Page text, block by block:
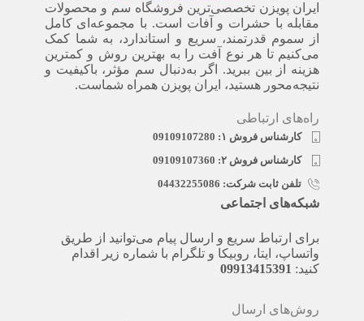
ایران پویزن تخصصی‌ترین فروشگاه سم و محصولات
مقابله با حشرات و آفات است. با مجموعه‌ای کامل
از سموم قدرتمند، سریع‌ و استاندارد، به شما کمک
می‌کنیم تا هر نوع آفت را به بهترین روش و کمترین
هزینه از بین ببرید. اگر به‌دنبال سم مؤثر، باکیفیت و
نتیجه‌محور هستید، ایران پویزن همراه شماست.
راه‌های ارتباطی
کارشناس فروش ۱: 09109107280
کارشناس فروش ۲: 09109107360
تلفن ثابت شرکت: 04432255086
شبکه‌های اجتماعی
برای ارتباط سریع و ارسال پیام می‌توانید از طریق
واتساپ، ایتا، روبیکا و تلگرام با شماره زیر اقدام
کنید: 09913415391
روش‌های ارسال